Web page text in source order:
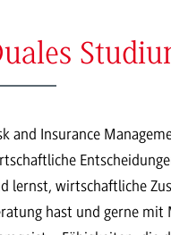
and Insurance
lernst, wirtschaftliche
hast und gerne mit